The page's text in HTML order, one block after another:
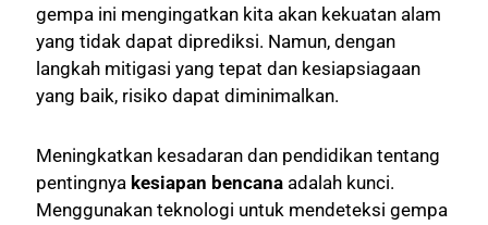
gempa ini mengingatkan kita akan kekuatan alam
yang tidak dapat diprediksi. Namun, dengan
langkah mitigasi yang tepat dan kesiapsiagaan
yang baik, risiko dapat diminimalkan.
Meningkatkan kesadaran dan pendidikan tentang
pentingnya kesiapan bencana adalah kunci.
Menggunakan teknologi untuk mendeteksi gempa